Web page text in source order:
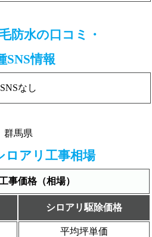
防水の口コミ・
SNS情報
SNSなし
群馬県
ロアリ工事相場
事価格（相場）
シロアリ駆除価格
平均坪単価